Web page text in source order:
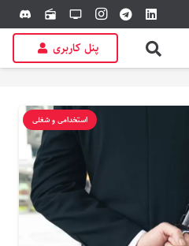
tv
radio
discord
پنل کاربری
استخدامی و شغلی